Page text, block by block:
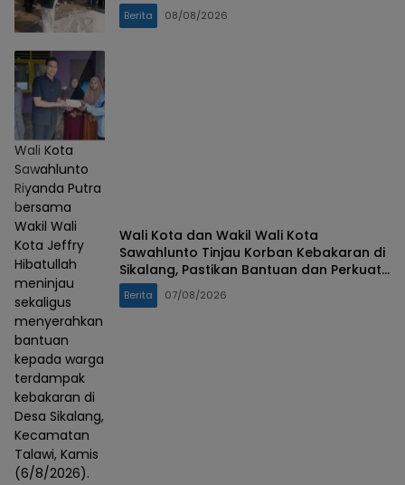
Berita 08/08/2026
Wali Kota
Sawahlunto
Riyanda Putra
bersama
Wakil Wali
Kota Jeffry
Hibatullah
meninjau
sekaligus
menyerahkan
bantuan
kepada warga
terdampak
kebakaran di
Desa Sikalang,
Kecamatan
Talawi, Kamis
(6/8/2026).
Wali Kota dan Wakil Wali Kota
Sawahlunto Tinjau Korban Kebakaran di
Sikalang, Pastikan Bantuan dan Perkuat
Mitigasi Bencana
Berita 07/08/2026